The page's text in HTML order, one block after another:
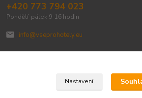
+420 773 794 023
Pondělí-pátek 9-16 hodin
info@vseprohotely.eu
Upravit sběr cookies.
Nastavení